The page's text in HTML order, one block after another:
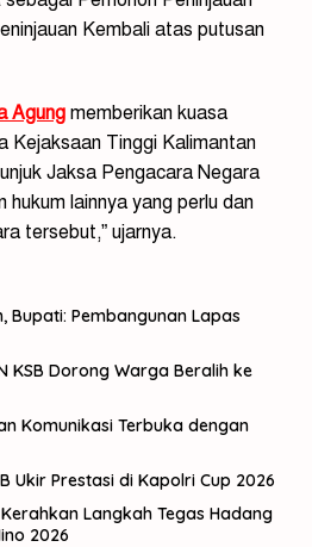
Kembali atas putusan
Agung memberikan kuasa
Kejaksaan Tinggi Kalimantan
Jaksa Pengacara Negara
hukum lainnya yang perlu dan
tersebut,” ujarnya.
Bupati: Pembangunan Lapas
KSB Dorong Warga Beralih ke
Komunikasi Terbuka dengan
Ukir Prestasi di Kapolri Cup 2026
Langkah Tegas Hadang
2026